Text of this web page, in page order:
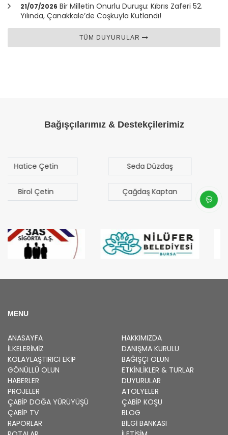
21/07/2026 Bir Milletin Onurlu Duruşu: Kıbrıs Zaferi 52.
Yılında, Çanakkale’de Coşkuyla Kutlandı!
TÜM DUYURULAR
Bağışçılarımız & Destekçilerimiz
Seda Düzdaş
Çağdaş Kaptan
Mehmet Mert
Sezgen
Bilal Türk
MENU
ANASAYFA
HAKKIMIZDA
İLKELERIMIZ
DANIŞMA KURULU
KOLAYLAŞTIRICI EKIP
BAĞIŞÇI OLUN
GÖNÜLLÜ OLUN
ETKINLIKLER & TURLAR
HABERLER
DUYURULAR
PROJELER
ATÖLYELER
ÇABİP DOĞA YÜRÜYÜŞÜ ÇABİP KOŞU
ÇABİP TV
BLOG
RAPORLAR
BILGI BANKASI